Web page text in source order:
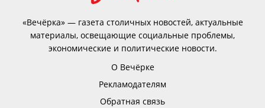
«Вечёрка» — газета столичных новостей, актуальные
материалы, освещающие социальные проблемы,
экономические и политические новости.
О Вечёрке
Рекламодателям
Обратная связь